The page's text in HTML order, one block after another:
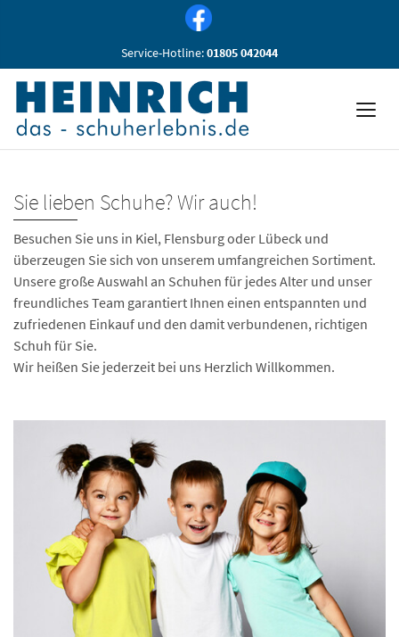
Service-Hotline:01805 042044
Sie lieben Schuhe? Wir auch!
Besuchen Sie uns in Kiel, Flensburg oder Lübeck und
überzeugen Sie sich von unserem umfangreichen Sortiment.
Unsere große Auswahl an Schuhen für jedes Alter und unser
freundliches Team garantiert Ihnen einen entspannten und
zufriedenen Einkauf und den damit verbundenen, richtigen
Schuh für Sie.
Wir heißen Sie jederzeit bei uns Herzlich Willkommen.